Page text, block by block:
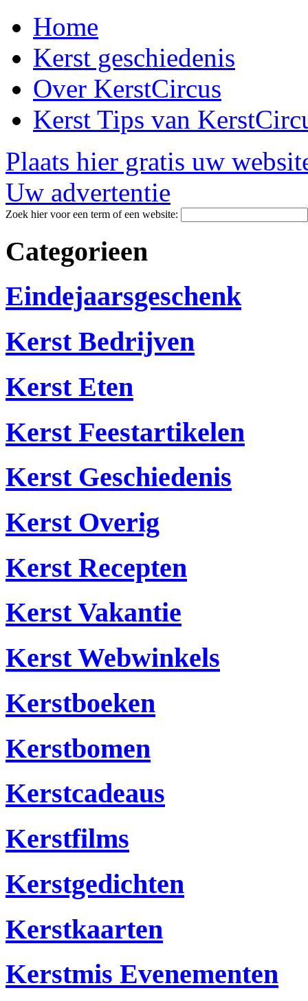
Home
Kerst geschiedenis
Over KerstCircus
Kerst Tips van
Plaats hier gratis uw
Uw advertentie
Zoek hier voor een term of een website:
Categorieen
Eindejaarsgeschenk
Kerst Bedrijven
Kerst Eten
Kerst Feestartikelen
Kerst Geschiedenis
Kerst Overig
Kerst Recepten
Kerst Vakantie
Kerst Webwinkels
Kerstboeken
Kerstbomen
Kerstcadeaus
Kerstfilms
Kerstgedichten
Kerstkaarten
Kerstmis Evenementen